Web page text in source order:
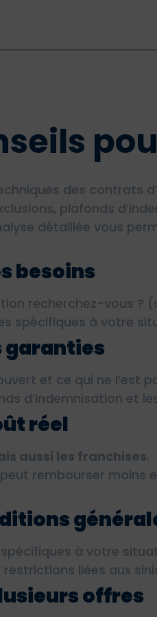
des contrats
plafonds
détaillée vous
besoins
recherchez-vous ?
spécifiques à votre
garanties
et ce qui ne l’est
d’indemnisation et
réel
aussi les franchises.
rembourser moins
à votre
liées aux
offres